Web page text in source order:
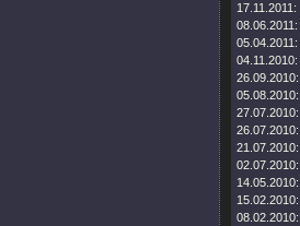
17.11.2011:
08.06.2011:
05.04.2011:
04.11.2010:
26.09.2010:
05.08.2010:
27.07.2010:
26.07.2010:
21.07.2010:
02.07.2010:
14.05.2010:
15.02.2010:
08.02.2010: